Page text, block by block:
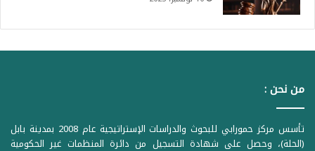
من نحن :
تأسس مركز حمورابي للبحوث والدراسات الإستراتيجية عام 2008 بمدينة بابل
(الحلة)، وحصل على شهادة التسجيل من دائرة المنظمات غير الحكومية